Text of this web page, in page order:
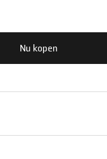
Nu kopen